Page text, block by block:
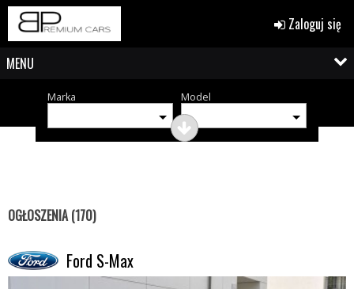
Zaloguj się
MENU
Marka Model
OGŁOSZENIA (170)
Ford S-Max